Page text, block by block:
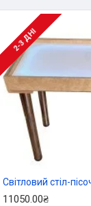
2-3 ДНІ
11050.00₴